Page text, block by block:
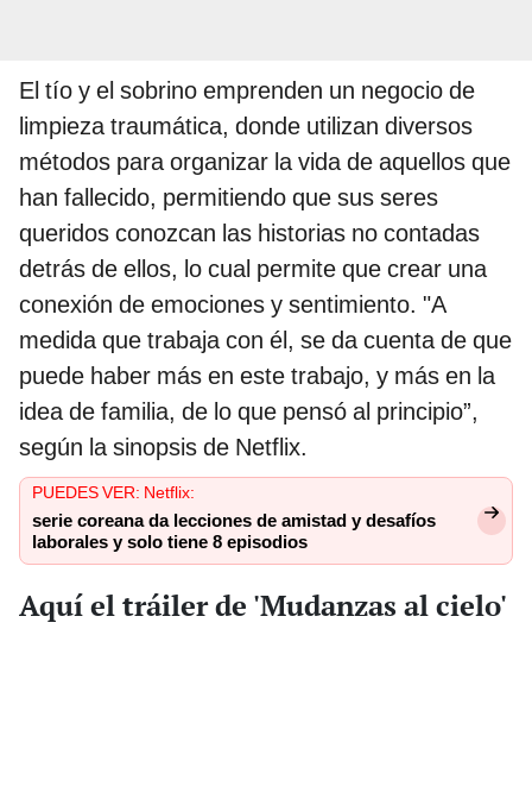
El tío y el sobrino emprenden un negocio de
limpieza traumática, donde utilizan diversos
métodos para organizar la vida de aquellos que
han fallecido, permitiendo que sus seres
queridos conozcan las historias no contadas
detrás de ellos, lo cual permite que crear una
conexión de emociones y sentimiento. "A
medida que trabaja con él, se da cuenta de que
puede haber más en este trabajo, y más en la
idea de familia, de lo que pensó al principio”,
según la sinopsis de Netflix.
PUEDES VER: Netflix:
serie coreana da lecciones de amistad y desafíos
laborales y solo tiene 8 episodios
Aquí el tráiler de 'Mudanzas al cielo'